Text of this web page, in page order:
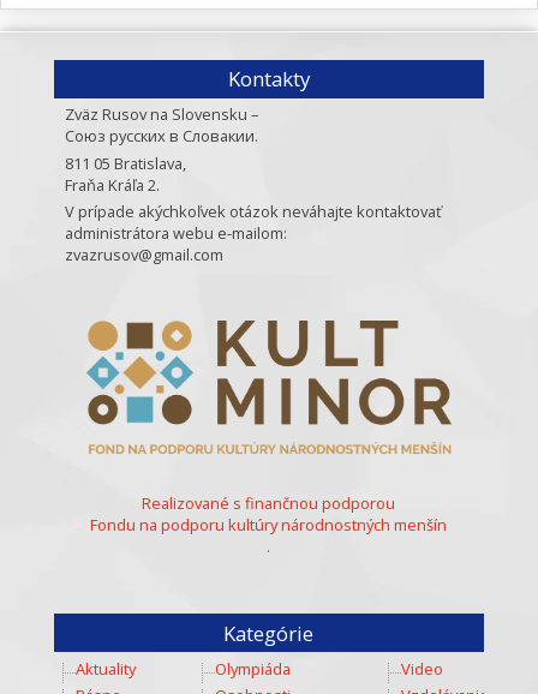
Kontakty
Zväz Rusov na Slovensku –
Союз русских в Словакии.
811 05 Bratislava,
Fraňa Kráľa 2.
V prípade akýchkoľvek otázok neváhajte kontaktovať
administrátora webu e-mailom:
zvazrusov@gmail.com
Realizované s finančnou podporou
Fondu na podporu kultúry národnostných menšín
.
Kategórie
Aktuality
Olympiáda
Video